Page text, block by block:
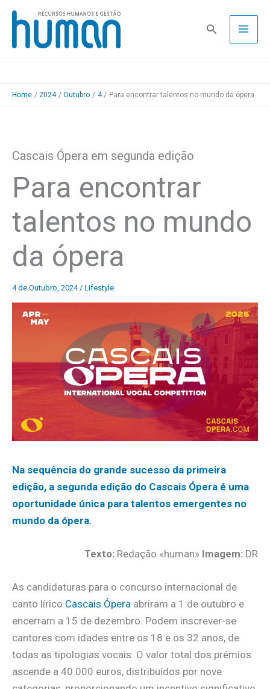
Skip
content
Pesquisa
Home 2024 Outubro 4 Para encontrar talentos no mundo da ópera
Cascais Ópera em segunda edição
Para encontrar
talentos no mundo
da ópera
4 de Outubro, 2024 / Lifestyle
Na sequência do grande sucesso da primeira
edição, a segunda edição do Cascais Ópera é uma
oportunidade única para talentos emergentes no
mundo da ópera.
Texto: Redação «human» Imagem: DR
As candidaturas para o concurso internacional de
canto lírico Cascais Ópera abriram a 1 de outubro e
encerram a 15 de dezembro. Podem inscrever-se
cantores com idades entre os 18 e os 32 anos, de
todas as tipologias vocais. O valor total dos prémios
ascende a 40.000 euros, distribuídos por nove